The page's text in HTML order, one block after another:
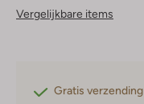
Vergelijkbare items
Gratis verzending